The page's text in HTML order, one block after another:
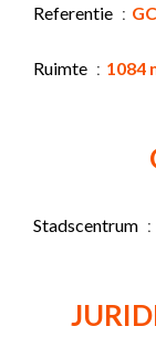
Referentie
Ruimte 1084
Stadscentrum